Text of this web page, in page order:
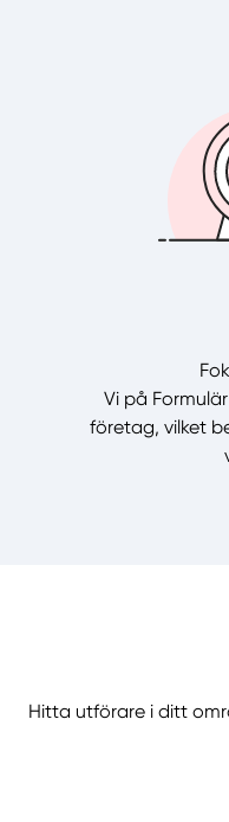
Vi på
företag, vilket
Hitta utförare i ditt